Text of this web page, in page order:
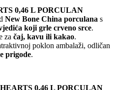
0,46 L PORCULAN
New Bone China porculana s
koji grle crveno srce.
za čaj, kavu ili kakao.
poklon ambalaži, odličan
prigode.
0,46 L PORCULAN